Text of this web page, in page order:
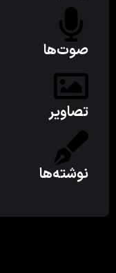
صوت‌ها
تصاویر
نوشته‌ها